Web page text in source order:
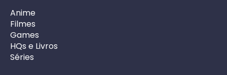
Anime
Filmes
Games
HQs e Livros
Séries